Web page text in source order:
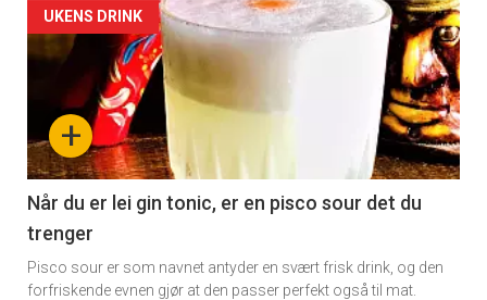
Artikler
detail
section
11
Dagens
+
UKENS DRINK
Når du er lei gin tonic, er en pisco sour det du
trenger
Pisco sour er som navnet antyder en svært frisk drink, og den
forfriskende evnen gjør at den passer perfekt også til mat.